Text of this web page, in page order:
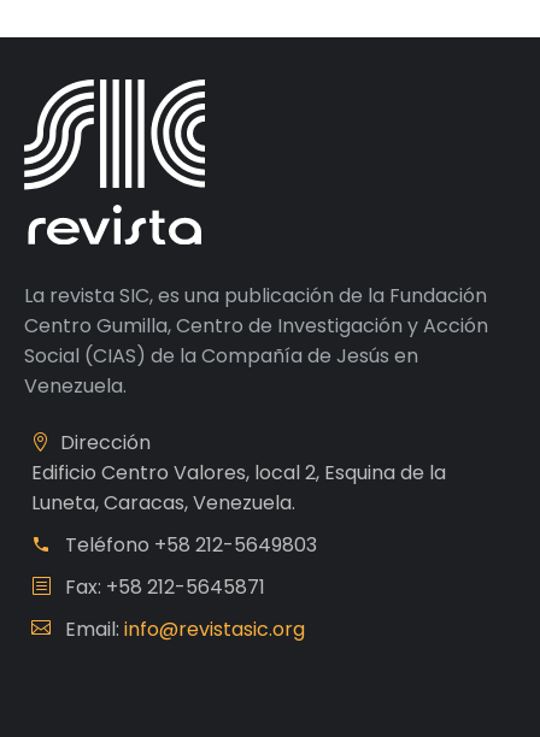
La revista SIC, es una publicación de la Fundación
Centro Gumilla, Centro de Investigación y Acción
Social (CIAS) de la Compañía de Jesús en
Venezuela.
Dirección
Edificio Centro Valores, local 2, Esquina de la
Luneta, Caracas, Venezuela.
Teléfono +58 212-5649803
Fax: +58 212-5645871
Email: info@revistasic.org